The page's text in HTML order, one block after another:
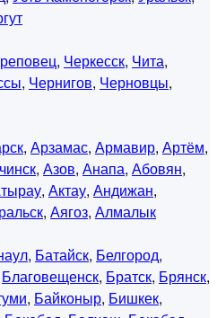
, Черкесск, Чита,
, Чернигов, Черновцы,
, Арзамас, Армавир, Артём,
, Азов, Анапа, Абовян,
, Актау, Андижан,
, Аягоз, Алмалык
, Батайск, Белгород,
Благовещенск, Братск, Брянск,
, Байконыр, Бишкек,